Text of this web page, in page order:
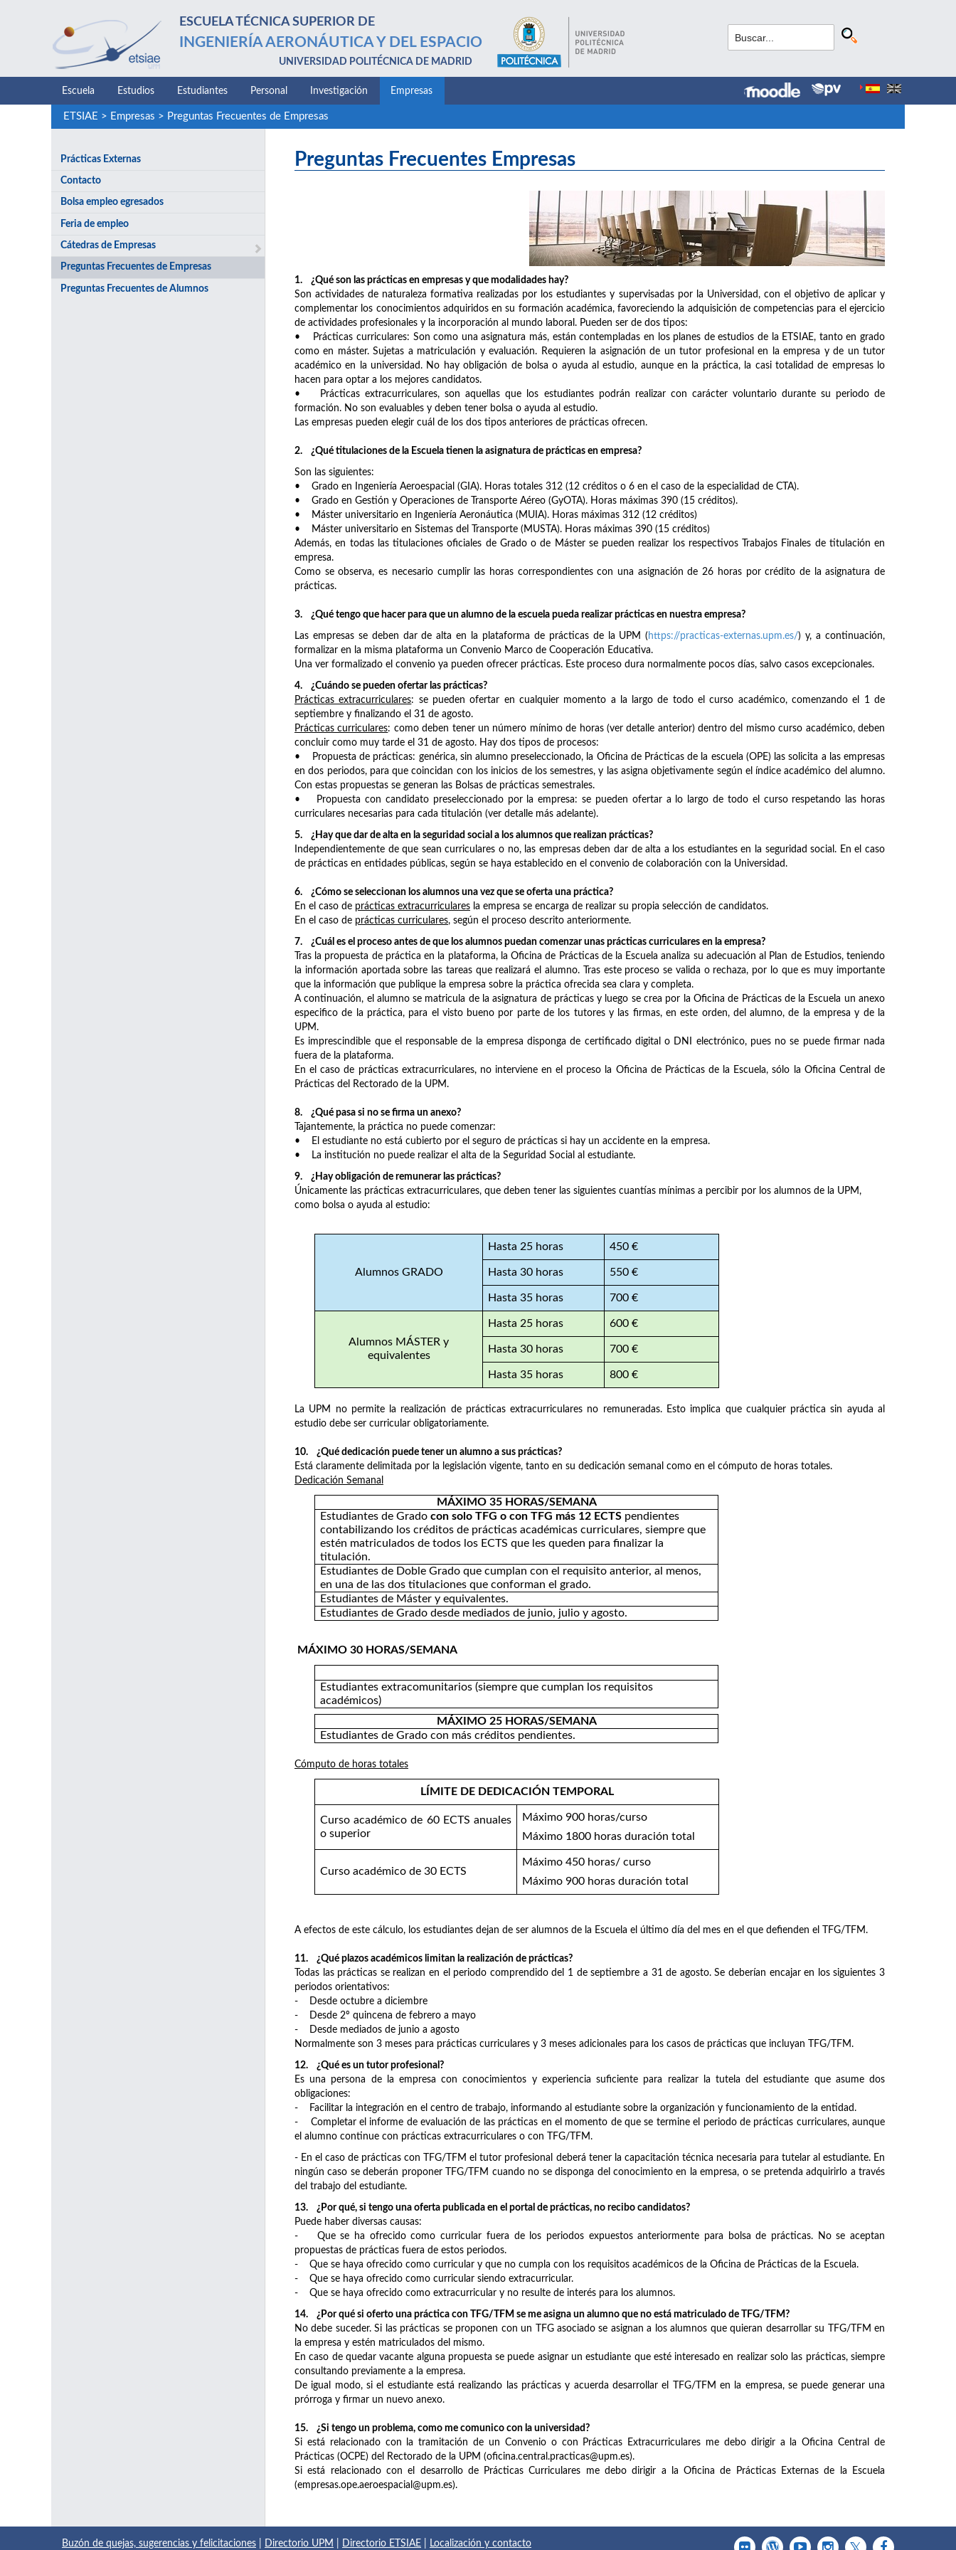
ESCUELA TÉCNICA SUPERIOR DE
INGENIERÍA AERONÁUTICA Y DEL ESPACIO
UNIVERSIDAD POLITÉCNICA DE MADRID
Escuela Estudios Estudiantes Personal Investigación Empresas
ETSIAE > Empresas > Preguntas Frecuentes de Empresas
Prácticas Externas
Contacto
Bolsa empleo egresados
Feria de empleo
Cátedras de Empresas
Preguntas Frecuentes de Empresas
Preguntas Frecuentes de Alumnos
Preguntas Frecuentes Empresas
1. ¿Qué son las prácticas en empresas y que modalidades hay?
Son actividades de naturaleza formativa realizadas por los estudiantes y supervisadas por la Universidad, con el objetivo de aplicar y
complementar los conocimientos adquiridos en su formación académica, favoreciendo la adquisición de competencias para el ejercicio
de actividades profesionales y la incorporación al mundo laboral. Pueden ser de dos tipos:
• Prácticas curriculares: Son como una asignatura más, están contempladas en los planes de estudios de la ETSIAE, tanto en grado
como en máster. Sujetas a matriculación y evaluación. Requieren la asignación de un tutor profesional en la empresa y de un tutor
académico en la universidad. No hay obligación de bolsa o ayuda al estudio, aunque en la práctica, la casi totalidad de empresas lo
hacen para optar a los mejores candidatos.
• Prácticas extracurriculares, son aquellas que los estudiantes podrán realizar con carácter voluntario durante su periodo de
formación. No son evaluables y deben tener bolsa o ayuda al estudio.
Las empresas pueden elegir cuál de los dos tipos anteriores de prácticas ofrecen.
2. ¿Qué titulaciones de la Escuela tienen la asignatura de prácticas en empresa?
Son las siguientes:
• Grado en Ingeniería Aeroespacial (GIA). Horas totales 312 (12 créditos o 6 en el caso de la especialidad de CTA).
• Grado en Gestión y Operaciones de Transporte Aéreo (GyOTA). Horas máximas 390 (15 créditos).
• Máster universitario en Ingeniería Aeronáutica (MUIA). Horas máximas 312 (12 créditos)
• Máster universitario en Sistemas del Transporte (MUSTA). Horas máximas 390 (15 créditos)
Además, en todas las titulaciones oficiales de Grado o de Máster se pueden realizar los respectivos Trabajos Finales de titulación en
empresa.
Como se observa, es necesario cumplir las horas correspondientes con una asignación de 26 horas por crédito de la asignatura de
prácticas.
3. ¿Qué tengo que hacer para que un alumno de la escuela pueda realizar prácticas en nuestra empresa?
Las empresas se deben dar de alta en la plataforma de prácticas de la UPM ( https://practicas-externas.upm.es/) y, a continuación,
formalizar en la misma plataforma un Convenio Marco de Cooperación Educativa.
Una ver formalizado el convenio ya pueden ofrecer prácticas. Este proceso dura normalmente pocos días, salvo casos excepcionales.
4. ¿Cuándo se pueden ofertar las prácticas?
Prácticas extracurriculares: se pueden ofertar en cualquier momento a la largo de todo el curso académico, comenzando el 1 de
septiembre y finalizando el 31 de agosto.
Prácticas curriculares: como deben tener un número mínimo de horas (ver detalle anterior) dentro del mismo curso académico, deben
concluir como muy tarde el 31 de agosto. Hay dos tipos de procesos:
• Propuesta de prácticas: genérica, sin alumno preseleccionado, la Oficina de Prácticas de la escuela (OPE) las solicita a las empresas
en dos periodos, para que coincidan con los inicios de los semestres, y las asigna objetivamente según el índice académico del alumno.
Con estas propuestas se generan las Bolsas de prácticas semestrales.
• Propuesta con candidato preseleccionado por la empresa: se pueden ofertar a lo largo de todo el curso respetando las horas
curriculares necesarias para cada titulación (ver detalle más adelante).
5. ¿Hay que dar de alta en la seguridad social a los alumnos que realizan prácticas?
Independientemente de que sean curriculares o no, las empresas deben dar de alta a los estudiantes en la seguridad social. En el caso
de prácticas en entidades públicas, según se haya establecido en el convenio de colaboración con la Universidad.
6. ¿Cómo se seleccionan los alumnos una vez que se oferta una práctica?
En el caso de prácticas extracurriculares la empresa se encarga de realizar su propia selección de candidatos.
En el caso de prácticas curriculares, según el proceso descrito anteriormente.
7. ¿Cuál es el proceso antes de que los alumnos puedan comenzar unas prácticas curriculares en la empresa?
Tras la propuesta de práctica en la plataforma, la Oficina de Prácticas de la Escuela analiza su adecuación al Plan de Estudios, teniendo
la información aportada sobre las tareas que realizará el alumno. Tras este proceso se valida o rechaza, por lo que es muy importante
que la información que publique la empresa sobre la práctica ofrecida sea clara y completa.
A continuación, el alumno se matricula de la asignatura de prácticas y luego se crea por la Oficina de Prácticas de la Escuela un anexo
especifico de la práctica, para el visto bueno por parte de los tutores y las firmas, en este orden, del alumno, de la empresa y de la
UPM.
Es imprescindible que el responsable de la empresa disponga de certificado digital o DNI electrónico, pues no se puede firmar nada
fuera de la plataforma.
En el caso de prácticas extracurriculares, no interviene en el proceso la Oficina de Prácticas de la Escuela, sólo la Oficina Central de
Prácticas del Rectorado de la UPM.
8. ¿Qué pasa si no se firma un anexo?
Tajantemente, la práctica no puede comenzar:
• El estudiante no está cubierto por el seguro de prácticas si hay un accidente en la empresa.
• La institución no puede realizar el alta de la Seguridad Social al estudiante.
9. ¿Hay obligación de remunerar las prácticas?
Únicamente las prácticas extracurriculares, que deben tener las siguientes cuantías mínimas a percibir por los alumnos de la UPM,
como bolsa o ayuda al estudio:
Alumnos GRADO
Hasta 25 horas 450 €
Hasta 30 horas 550 €
Hasta 35 horas 700 €
Alumnos MÁSTER y
equivalentes
Hasta 25 horas 600 €
Hasta 30 horas 700 €
Hasta 35 horas 800 €
La UPM no permite la realización de prácticas extracurriculares no remuneradas. Esto implica que cualquier práctica sin ayuda al
estudio debe ser curricular obligatoriamente.
10. ¿Qué dedicación puede tener un alumno a sus prácticas?
Está claramente delimitada por la legislación vigente, tanto en su dedicación semanal como en el cómputo de horas totales.
Dedicación Semanal
MÁXIMO 35 HORAS/SEMANA
Estudiantes de Gradocon solo TFG o con TFG más 12 ECTS pendientes
contabilizando los créditos de prácticas académicas curriculares, siempre que
estén matriculados de todos los ECTS que les queden para finalizar la
titulación.
Estudiantes de Doble Grado que cumplan con el requisito anterior, al menos,
en una de las dos titulaciones que conforman el grado.
Estudiantes de Máster y equivalentes.
Estudiantes de Grado desde mediados de junio, julio y agosto.
MÁXIMO 30 HORAS/SEMANA
Estudiantes extracomunitarios (siempre que cumplan los requisitos
académicos)
MÁXIMO 25 HORAS/SEMANA
Estudiantes de Grado con más créditos pendientes.
Cómputo de horas totales
LÍMITE DE DEDICACIÓN TEMPORAL
Curso académico de 60 ECTS anuales
o superior
Máximo 900 horas/curso
Máximo 1800 horas duración total
Curso académico de 30 ECTS
Máximo 450 horas/ curso
Máximo 900 horas duración total
A efectos de este cálculo, los estudiantes dejan de ser alumnos de la Escuela el último día del mes en el que defienden el TFG/TFM.
11. ¿Qué plazos académicos limitan la realización de prácticas?
Todas las prácticas se realizan en el periodo comprendido del 1 de septiembre a 31 de agosto. Se deberían encajar en los siguientes 3
periodos orientativos:
- Desde octubre a diciembre
- Desde 2º quincena de febrero a mayo
- Desde mediados de junio a agosto
Normalmente son 3 meses para prácticas curriculares y 3 meses adicionales para los casos de prácticas que incluyan TFG/TFM.
12. ¿Qué es un tutor profesional?
Es una persona de la empresa con conocimientos y experiencia suficiente para realizar la tutela del estudiante que asume dos
obligaciones:
- Facilitar la integración en el centro de trabajo, informando al estudiante sobre la organización y funcionamiento de la entidad.
- Completar el informe de evaluación de las prácticas en el momento de que se termine el periodo de prácticas curriculares, aunque
el alumno continue con prácticas extracurriculares o con TFG/TFM.
- En el caso de prácticas con TFG/TFM el tutor profesional deberá tener la capacitación técnica necesaria para tutelar al estudiante. En
ningún caso se deberán proponer TFG/TFM cuando no se disponga del conocimiento en la empresa, o se pretenda adquirirlo a través
del trabajo del estudiante.
13. ¿Por qué, si tengo una oferta publicada en el portal de prácticas, no recibo candidatos?
Puede haber diversas causas:
- Que se ha ofrecido como curricular fuera de los periodos expuestos anteriormente para bolsa de prácticas. No se aceptan
propuestas de prácticas fuera de estos periodos.
- Que se haya ofrecido como curricular y que no cumpla con los requisitos académicos de la Oficina de Prácticas de la Escuela.
- Que se haya ofrecido como curricular siendo extracurricular.
- Que se haya ofrecido como extracurricular y no resulte de interés para los alumnos.
14. ¿Por qué si oferto una práctica con TFG/TFM se me asigna un alumno que no está matriculado de TFG/TFM?
No debe suceder. Si las prácticas se proponen con un TFG asociado se asignan a los alumnos que quieran desarrollar su TFG/TFM en
la empresa y estén matriculados del mismo.
En caso de quedar vacante alguna propuesta se puede asignar un estudiante que esté interesado en realizar solo las prácticas, siempre
consultando previamente a la empresa.
De igual modo, si el estudiante está realizando las prácticas y acuerda desarrollar el TFG/TFM en la empresa, se puede generar una
prórroga y firmar un nuevo anexo.
15. ¿Si tengo un problema, como me comunico con la universidad?
Si está relacionado con la tramitación de un Convenio o con Prácticas Extracurriculares me debo dirigir a la Oficina Central de
Prácticas (OCPE) del Rectorado de la UPM (oficina.central.practicas@upm.es).
Si está relacionado con el desarrollo de Prácticas Curriculares me debo dirigir a la Oficina de Prácticas Externas de la Escuela
(empresas.ope.aeroespacial@upm.es).
Buzón de quejas, sugerencias y felicitaciones Directorio UPM Directorio ETSIAE Localización y contacto